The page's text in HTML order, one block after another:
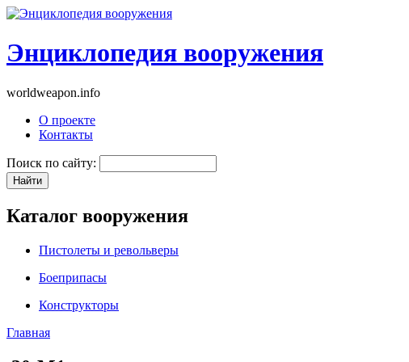
Энциклопедия вооружения
worldweapon.info
О проекте
Контакты
Поиск по сайту:
Каталог вооружения
Пистолеты и револьверы
Боеприпасы
Конструкторы
Главная